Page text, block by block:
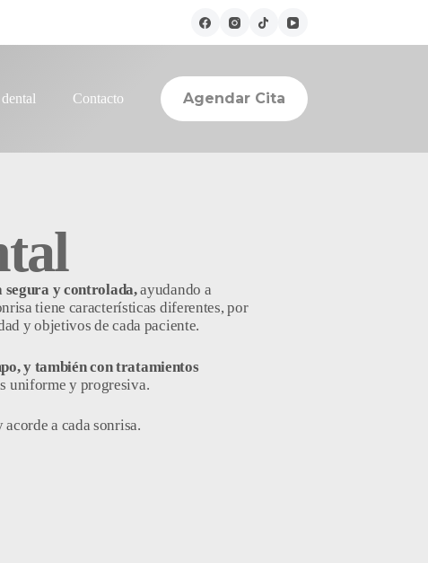
Contacto Agendar Cita
segura y controlada,ayudando a
tiene características diferentes, por
y objetivos de cada paciente.
y también con tratamientos
uniforme y progresiva.
acorde a cada sonrisa.